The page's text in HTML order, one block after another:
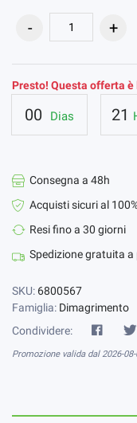
Presto! Questa offerta
00 Dias 21
Consegna a 48h
Acquisti sicuri al
Resi fino a 30 giorni
Spedizione gratuita
SKU: 6800567
Famiglia: Dimagrimento
Condividere:
Promozione valida dal 2026-